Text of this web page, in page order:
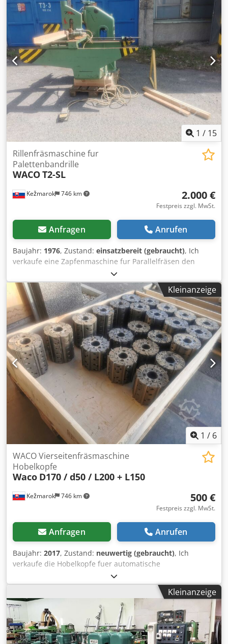
Motor 5,5kw, 400 Volt, 50 Hz, 3 Phasen
Elektropneumatische Steuerung von Sägeblatt und
Längenanschlag, Lager-Nr:2000596 Größe für Transport:
Säge 120x105x215cm (lxbxh) Conveyors:300x80x35cm
Gesamtgewicht:350 Kg
1 / 15
Kežmarok 746 km
Rillenfräsmaschine fur
Palettenbandrille
WACOT2-SL
2.000 €
Festpreis zzgl. MwSt.
Anfragen Anrufen
Baujahr: 1976, Zustand: einsatzbereit (gebraucht), Ich
verkaufe eine Zapfenmaschine fur Parallelfräsen den
Rillen fuer Palettenband usw. WACO T2-SL Baujahr 1984.
Rillenbreite 30mm. Motor 3,3kW Made in Deutschland.
Verfugbar gleich. Cjdpfx Aieh Hp U So Sorf Mit
Dokumentazion.
Kleinanzeige
1 / 6
Kežmarok 746 km
WACO Vierseitenfräsmaschine
Hobelkopfe
Waco D170 / d50 / L200 + L150
500 €
Festpreis zzgl. MwSt.
Anfragen Anrufen
Baujahr: 2017, Zustand: neuwertig (gebraucht), Ich
verkaufe die Hobelkopfe fuer automatische
Vierseitenfräsmaschine WACO Weinig Gruppe
Innendurchmesser 50mm Aussendurchmesser (mit
Messer) 170mm Korperaussendurchmesser 155mm
Codpfx Aehzr Stoi Serf 15 Stk. Arbeitslänge 200mm (ohne
Messer). 8Stk. Arbeitslänge 150mm (mit Messer) Jede mit
Hydro Haltung. Preis per Stk. 500 Euro. Verkaufbar pro Stk.
oder zusammen. Verfugbar gleich.
Kleinanzeige